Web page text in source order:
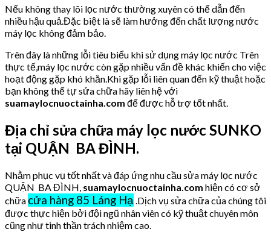
Nếu không thay lõi lọc nước thường xuyên có thể dẫn đến
nhiều hậu quả.Đặc biệt là sẽ làm hưởng đến chất lượng nước
máy lọc không đảm bảo.
Trên đây là những lỗi tiêu biểu khi sử dụng máy lọc nước Trên
thực tế,máy lọc nước còn gặp nhiều vấn đề khác khiến cho việc
hoạt động gặp khó khăn.Khi gặp lỗi liên quan đến kỹ thuật hoặc
bạn không thể tự sửa chữa hãy liên hệ với
suamaylocnuoctainha.com để được hỗ trợ tốt nhất.
Địa chỉ sửa chữa máy lọc nước SUNKO
tại QUẬN BA ĐÌNH.
Nhằm phục vụ tốt nhất và đáp ứng nhu cầu sửa máy lọc nước
QUẬN BA ĐÌNH, suamaylocnuoctainha.com hiện có cơ sở
chữa cửa hàng 85 Láng Hạ .Dịch vụ sửa chữa của chúng tôi
được thực hiện bởi đội ngũ nhân viên có kỹ thuật chuyên môn
cũng như tinh thần trách nhiệm cao.